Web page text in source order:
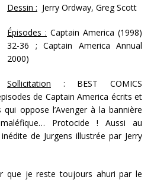
Dessin : Jerry Ordway, Greg Scott
Épisodes : Captain America (1998)
32-36 ; Captain America Annual
2000)
Sollicitation : BEST COMICS
de Captain America écrits et
qui oppose l’Avenger à la bannière
Protocide ! Aussi au
de Jurgens illustrée par Jerry
que je reste toujours ahuri par le